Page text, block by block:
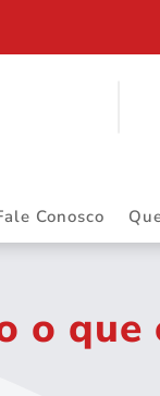
Conosco
o que